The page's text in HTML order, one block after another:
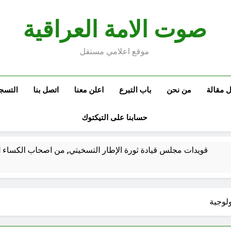
صوت الامة العراقية
موقع اعلامي مستقل
مقالة من نحن باب التبرع اعلن معنا اتصل بنا
حسابنا على التيكتوك
قويدات مجلس قيادة ثورة الإطار التسخيتي, من اصحاب الكساء
من كان الهوية الوطنية وجدلية بناء الدولة